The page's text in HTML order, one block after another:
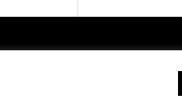
IMPRESSUM|